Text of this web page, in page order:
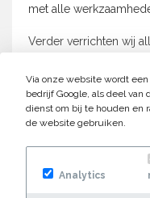
met alle
Verder verrichten wij
van sanitair
ventilatie.
Wij werken voor
Via onze website wordt
bedrijf Google, als deel
dienst om bij te houden en
de website gebruiken.
Analytics